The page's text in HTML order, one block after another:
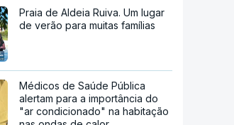
Praia de Aldeia Ruiva. Um lugar
de verão para muitas famílias
Médicos de Saúde Pública
alertam para a importância do
"ar condicionado" na habitação